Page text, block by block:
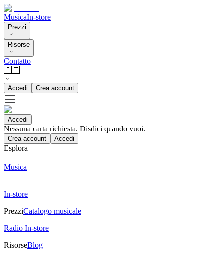
MusicaIn-store
Prezzi
Risorse
Contatto
🇮🇹
Accedi Crea account
Accedi
Nessuna carta richiesta. Disdici quando vuoi.
Crea account Accedi
Esplora
Musica
In-store
PrezziCatalogo musicale
Radio In-store
RisorseBlog